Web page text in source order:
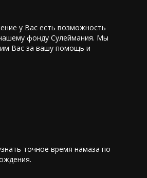
у Вас есть возможность
фонду Сулеймания. Мы
Вас за вашу помощь и
точное время намаза по